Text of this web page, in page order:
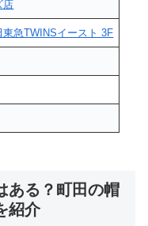
店
急TWINSイースト 3F
ある？町田の帽
紹介